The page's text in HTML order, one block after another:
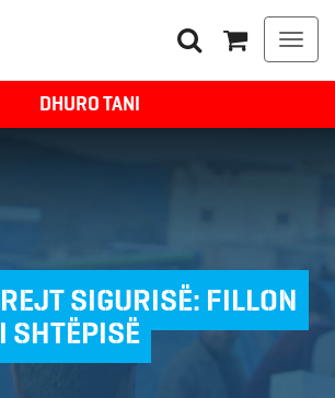
DHURO TANI
SIGURISË: FILLON
SHTËPISË